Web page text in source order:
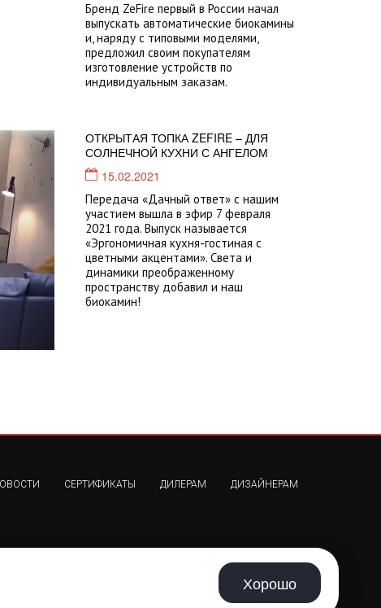
Бренд ZeFire первый в России начал
выпускать автоматические биокамины
и, наряду с типовыми моделями,
предложил своим покупателям
изготовление устройств по
индивидуальным заказам.
ОТКРЫТАЯ ТОПКА ZEFIRE – ДЛЯ
СОЛНЕЧНОЙ КУХНИ С АНГЕЛОМ
15.02.2021
Передача «Дачный ответ» с нашим
участием вышла в эфир 7 февраля
2021 года. Выпуск называется
«Эргономичная кухня-гостиная с
цветными акцентами». Света и
динамики преображенному
пространству добавил и наш
биокамин!
СЕРТИФИКАТЫ ДИЛЕРАМ ДИЗАЙНЕРАМ
СТАТЬ ПАРТНЁРОМ
Хорошо